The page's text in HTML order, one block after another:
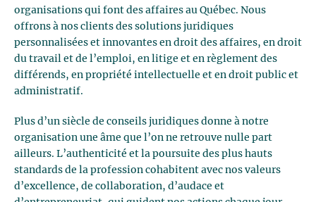
organisations qui font des affaires au Québec. Nous
offrons à nos clients des solutions juridiques
personnalisées et innovantes en droit des affaires, en droit
du travail et de l’emploi, en litige et en règlement des
différends, en propriété intellectuelle et en droit public et
administratif.
Plus d’un siècle de conseils juridiques donne à notre
organisation une âme que l’on ne retrouve nulle part
ailleurs. L’authenticité et la poursuite des plus hauts
standards de la profession cohabitent avec nos valeurs
d’excellence, de collaboration, d’audace et